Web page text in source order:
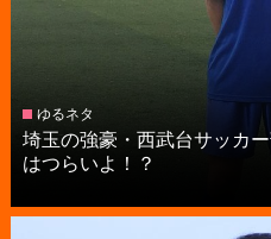
ゆるネタ
埼玉の強豪・西武台サッカ
はつらいよ！？